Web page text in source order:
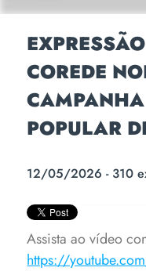
COREDE
POPULAR
12/05/2026 - 310
Assista ao vídeo
https://